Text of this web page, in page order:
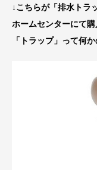
↓こちらが「排水トラ
ホームセンターにて購
「トラップ」って何